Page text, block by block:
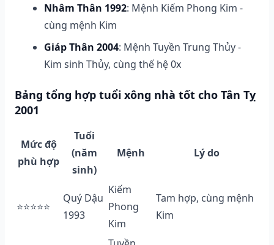
Nhâm Thân 1992: Mệnh Kiếm Phong Kim -
cùng mệnh Kim
Giáp Thân 2004: Mệnh Tuyền Trung Thủy -
Kim sinh Thủy, cùng thế hệ 0x
Bảng tổng hợp tuổi xông nhà tốt cho Tân Tỵ
2001
Mức độ
phù hợp
Tuổi
(năm
sinh)
Mệnh Lý do
⭐⭐⭐⭐⭐
Quý Dậu
1993
Kiếm
Phong
Kim
Tam hợp, cùng mệnh
Kim